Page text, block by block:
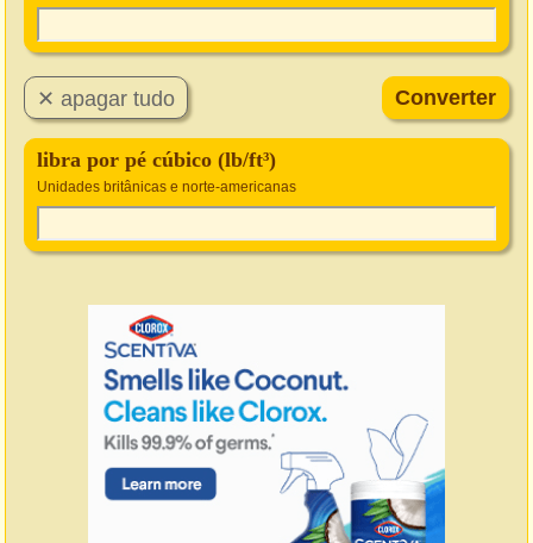
libra por pé cúbico (lb/ft³)
Unidades britânicas e norte-americanas